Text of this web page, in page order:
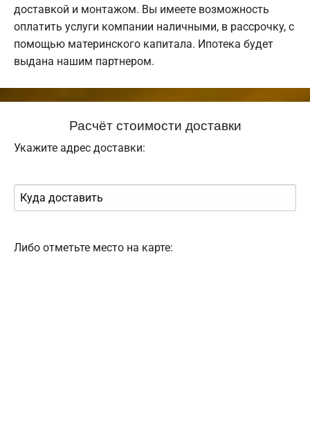
доставкой и монтажом. Вы имеете возможность
оплатить услуги компании наличными, в рассрочку, с
помощью материнского капитала. Ипотека будет
выдана нашим партнером.
Расчёт стоимости доставки
Укажите адрес доставки:
Либо отметьте место на карте: